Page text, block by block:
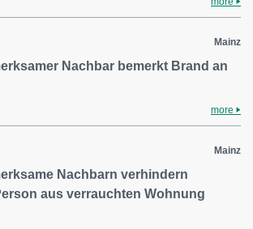
Mainz
Nachbar bemerkt Brand an
more
Mainz
Nachbarn verhindern
aus verrauchten Wohnung